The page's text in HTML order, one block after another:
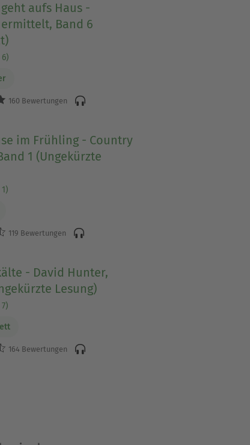
aufs Haus -
Band 6
160 Bewertungen
im Frühling - Country
1 (Ungekürzte
119 Bewertungen
- David Hunter,
Lesung)
164 Bewertungen